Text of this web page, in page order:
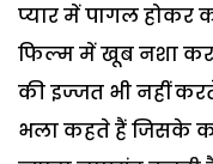
प्यार में पागल होकर
फिल्म में खूब नशा
की इज्जत भी नहीं
भला कहते हैं जिसके